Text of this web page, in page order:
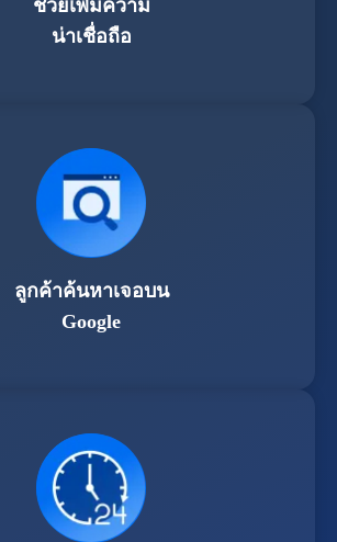
ช่วยเพิ่มความ
น่าเชื่อถือ
ลูกค้าค้นหาเจอบน
Google